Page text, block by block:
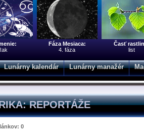
Fáza Mesiaca:
4. fáza
Časť
list
Lunárny kalendár Lunárny manažér
REPORTÁŽE
0